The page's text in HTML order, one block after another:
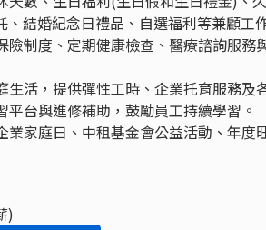
結婚紀念日禮品、自選福利等兼顧工
險制度、定期健康檢查、醫療諮詢服
生活，提供彈性工時、企業托育服務
台與進修補助，鼓勵員工持續學習。
業家庭日、中租基金會公益活動、年度
)